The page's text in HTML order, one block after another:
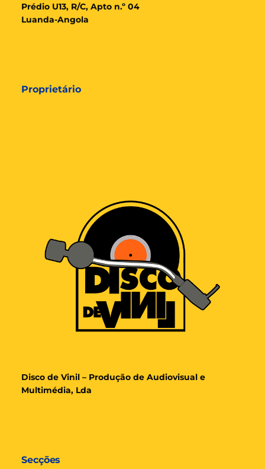
Prédio U13, R/C, Apto n.º 04
Luanda-Angola
Proprietário
Disco de Vinil – Produção de Audiovisual e
Multimédia, Lda
Secções